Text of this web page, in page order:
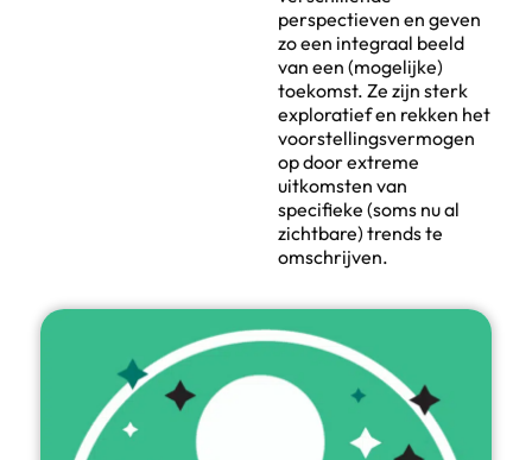
perspectieven en geven
zo een integraal beeld
van een (mogelijke)
toekomst. Ze zijn sterk
exploratief en rekken het
voorstellingsvermogen
op door extreme
uitkomsten van
specifieke (soms nu al
zichtbare) trends te
omschrijven.